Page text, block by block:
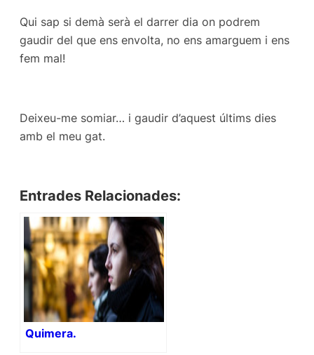
Qui sap si demà serà el darrer dia on podrem
gaudir del que ens envolta, no ens amarguem i ens
fem mal!
Deixeu-me somiar… i gaudir d’aquest últims dies
amb el meu gat.
Entrades Relacionades:
Quimera.